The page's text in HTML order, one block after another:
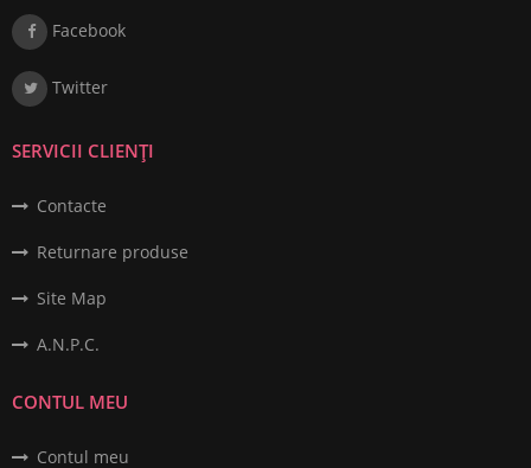
Facebook
Twitter
SERVICII CLIENȚI
Contacte
Returnare produse
Site Map
A.N.P.C.
CONTUL MEU
Contul meu